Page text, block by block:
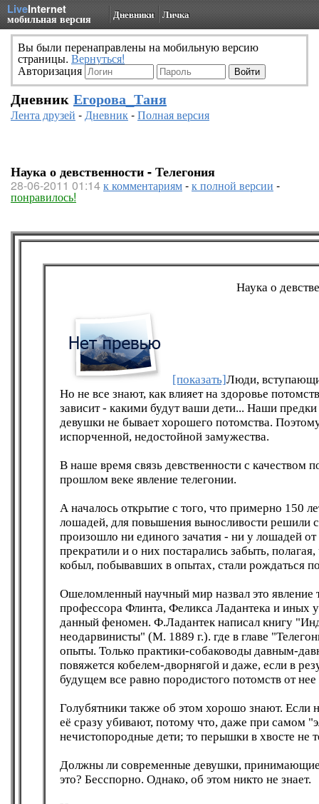
LiveInternet
мобильная версия Дневники Личка
Вы были перенаправлены на мобильную версию
страницы. Вернуться!
Авторизация
Дневник Егорова_Таня
Лента друзей -Дневник-Полная версия
Наука о девственности - Телегония
28-06-2011 01:14к комментариям-к полной версии -
понравилось!
Наука о
[показать]Люди,
Но не все знают, как влияет на здоровье
зависит - какими будут ваши дети... Наши
девушки не бывает хорошего потомства.
испорченной, недостойной замужества.
В наше время связь девственности с качеством
прошлом веке явление телегонии.
А началось открытие с того, что примерно 150
лошадей, для повышения выносливости решили
произошло ни единого зачатия - ни у лошадей
прекратили и о них постарались забыть,
кобыл, побывавших в опытах, стали рождаться
Ошеломленный научный мир назвал это
профессора Флинта, Феликса Ладантека и
данный феномен. Ф.Ладантек написал книгу
неодарвинисты" (М. 1889 г.). где в главе
опыты. Только практики-собаководы давным-
повяжется кобелем-дворнягой и даже, если в
будущем все равно породистого потомств от
Голубятники также об этом хорошо знают. Если
eё сразу убивают, потому что, даже при самом
нечистопородные дети; то перышки в хвосте не
Должны ли современные девушки,
это? Бесспорно. Однако, об этом никто не знает.